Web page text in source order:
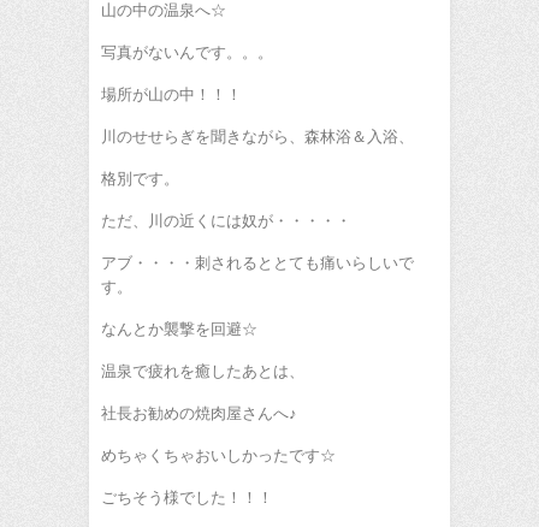
山の中の温泉へ☆
写真がないんです。。。
場所が山の中！！！
川のせせらぎを聞きながら、森林浴＆入浴、
格別です。
ただ、川の近くには奴が・・・・・
アブ・・・・刺されるととても痛いらしいで
す。
なんとか襲撃を回避☆
温泉で疲れを癒したあとは、
社長お勧めの焼肉屋さんへ♪
めちゃくちゃおいしかったです☆
ごちそう様でした！！！